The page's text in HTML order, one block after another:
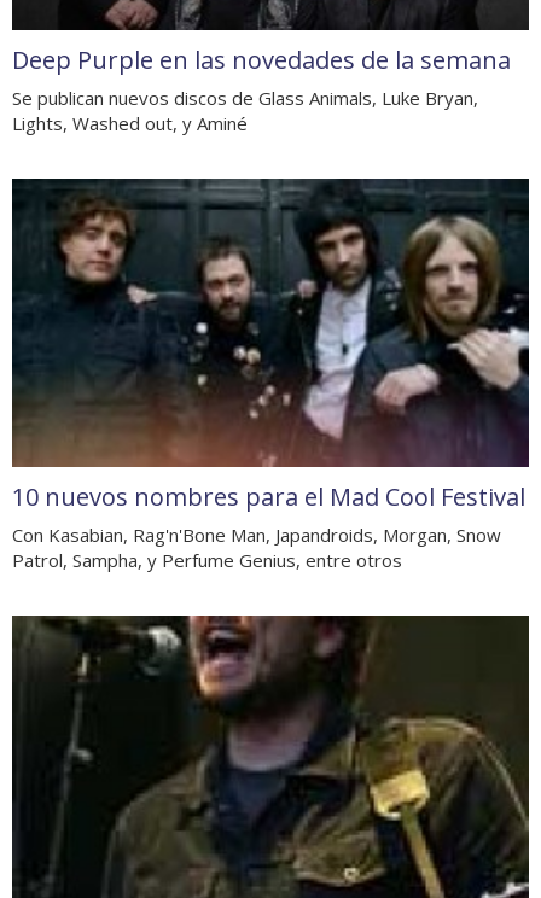
Deep Purple en las novedades de la semana
Se publican nuevos discos de Glass Animals, Luke Bryan,
Lights, Washed out, y Aminé
10 nuevos nombres para el Mad Cool Festival
Con Kasabian, Rag'n'Bone Man, Japandroids, Morgan, Snow
Patrol, Sampha, y Perfume Genius, entre otros